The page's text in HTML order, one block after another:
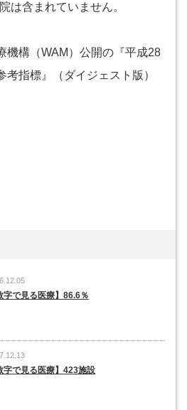
は含まれていません。
機構（WAM）公開の『平成28
考指標』（ダイジェスト版）
字で見る医療】86.6％
字で見る医療】423施設